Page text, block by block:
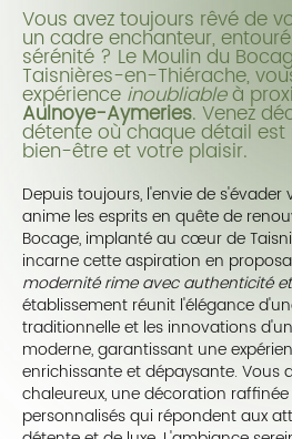
Vous avez toujours rêvé de
un cadre enchanteur,
sérénité ? Le Moulin du
Taisnières-en-Thiérache,
expérience inoubliableà
Aulnoye-Aymeries. Venez
détente où chaque détail
bien-être et votre plaisir.
Depuis toujours, l'envie de
anime les esprits en quête de
Bocage, implanté au cœur de
incarne cette aspiration en
modernité rime avec authenticité
établissement réunit l'élégance
traditionnelle et les innovations
moderne, garantissant une
enrichissante et dépaysante. Vous
chaleureux, une décoration
personnalisés qui répondent aux